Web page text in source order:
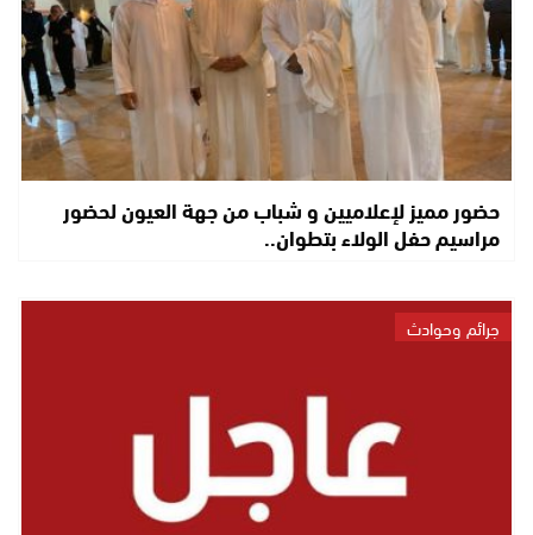
حضور مميز لإعلاميين و شباب من جهة العيون لحضور
مراسيم حفل الولاء بتطوان..
جرائم وحوادث